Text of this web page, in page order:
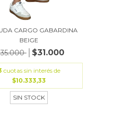
CARGO GABARDINA
BEIGE
$31.000
cuotas sin interés de
$10.333,33
SIN STOCK